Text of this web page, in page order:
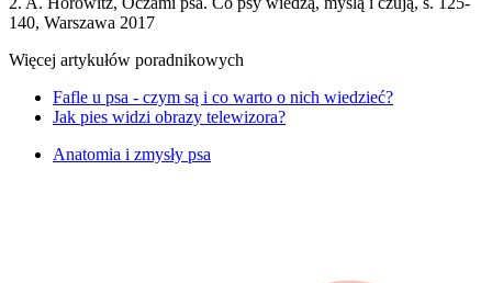
140, Warszawa 2017
Więcej artykułów poradnikowych
Fafle u psa - czym są i co warto o nich wiedzieć?
Jak pies widzi obrazy telewizora?
Anatomia i zmysły psa